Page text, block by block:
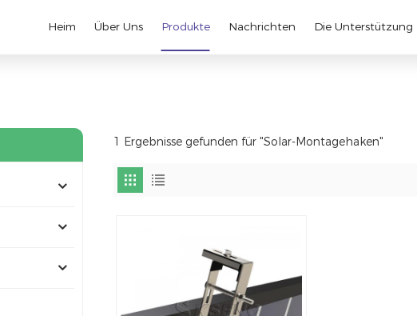
Heim Über Uns Produkte Nachrichten Die Unterstützung
1 Ergebnisse gefunden für "Solar-Montagehaken"